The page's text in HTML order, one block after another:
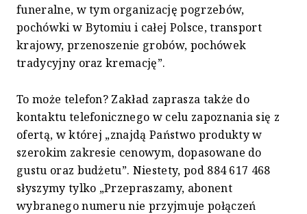
funeralne, w tym organizację pogrzebów,
pochówki w Bytomiu i całej Polsce, transport
krajowy, przenoszenie grobów, pochówek
tradycyjny oraz kremację”.
To może telefon? Zakład zaprasza także do
kontaktu telefonicznego w celu zapoznania się z
ofertą, w której „znajdą Państwo produkty w
szerokim zakresie cenowym, dopasowane do
gustu oraz budżetu”. Niestety, pod 884 617 468
słyszymy tylko „Przepraszamy, abonent
wybranego numeru nie przyjmuje połączeń